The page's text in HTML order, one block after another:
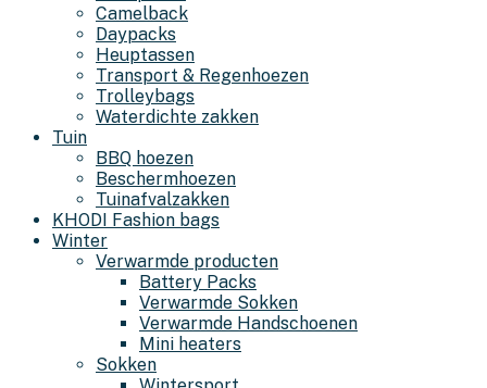
Camelback
Daypacks
Heuptassen
Transport & Regenhoezen
Trolleybags
Waterdichte zakken
Tuin
BBQ hoezen
Beschermhoezen
Tuinafvalzakken
KHODI Fashion bags
Winter
Verwarmde producten
Battery Packs
Verwarmde Sokken
Verwarmde Handschoenen
Mini heaters
Sokken